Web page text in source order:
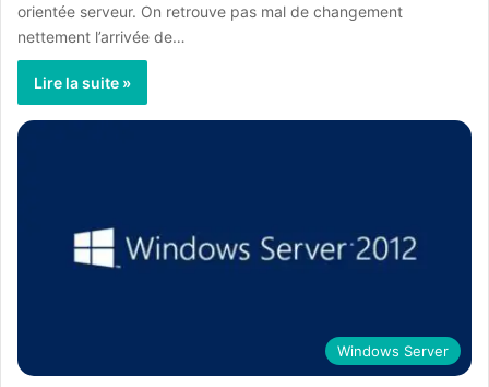
orientée serveur. On retrouve pas mal de changement
nettement l’arrivée de…
Lire la suite »
Windows Server